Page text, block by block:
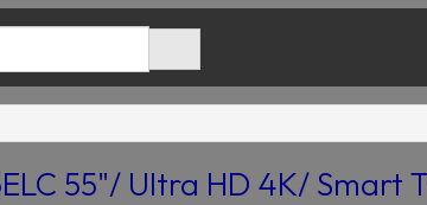
55"/ Ultra HD 4K/ Smart